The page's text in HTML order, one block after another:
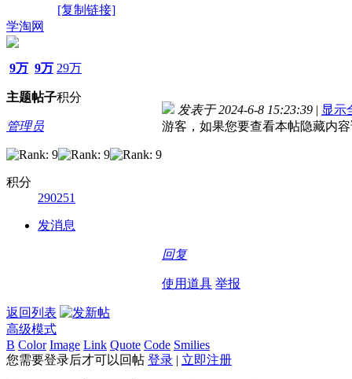
[复制链接]
学淘网
9万
主题
9万
帖子
29万
积分
管理员
积分
290251
发消息
发表于 2024-6-8 15:23:39 | 显示
游客，如果您要查看本帖隐藏内
回复
使用道具 举报
返回列表
高级模式
B Color Image Link Quote Code Smilies
您需要登录后才可以回帖 登录 | 立即注册